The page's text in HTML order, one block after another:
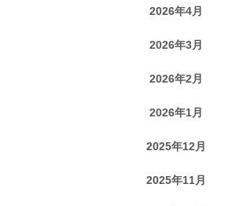
2026年4月
2026年3月
2026年2月
2026年1月
2025年12月
2025年11月